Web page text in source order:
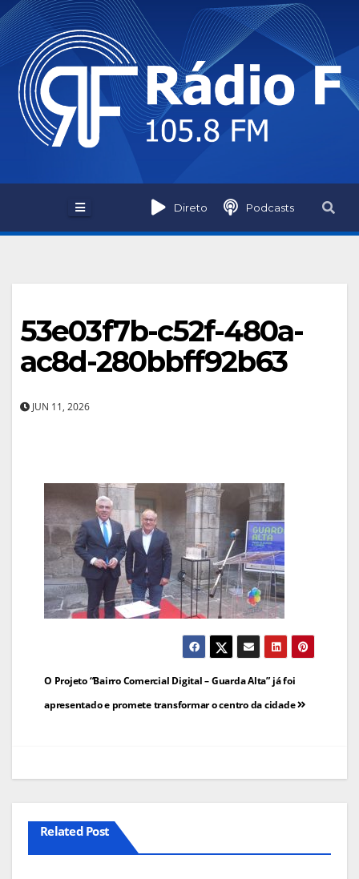
Skip
to
content
Direto Podcasts
53e03f7b-c52f-480a-
ac8d-280bbff92b63
JUN 11, 2026
Navegação
de
O Projeto “Bairro Comercial Digital – Guarda Alta” já foi
apresentado e promete transformar o centro da cidade
Related Post